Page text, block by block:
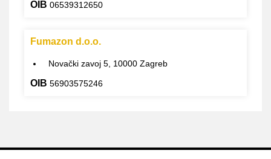
OIB 06539312650
Fumazon d.o.o.
Novački zavoj 5, 10000 Zagreb
OIB 56903575246